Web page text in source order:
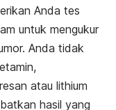
Anda tes
untuk mengukur
Anda tidak
atau lithium
hasil yang